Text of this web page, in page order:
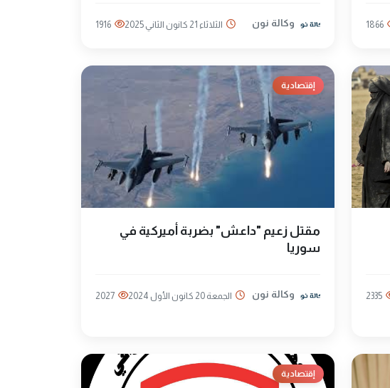
1866 وكالة نون الثلاثاء 21 كانون الثاني 2025 1916
2335
إقتصادية
مقتل زعيم "داعش" بضربة أميركية في
سوريا
وكالة نون الجمعة 20 كانون الأول 2024 2027
إقتصادية